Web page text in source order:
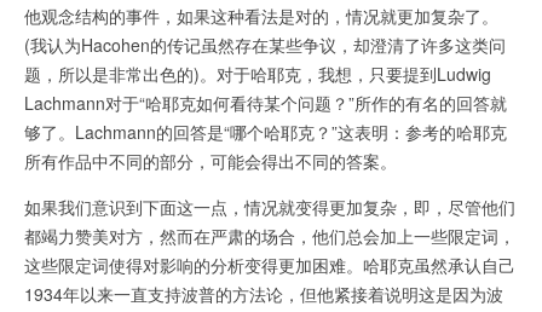
他观念结构的事件，如果这种看法是对的，情况就更加复杂了。
(我认为Hacohen的传记虽然存在某些争议，却澄清了许多这类问
题，所以是非常出色的)。对于哈耶克，我想，只要提到Ludwig
Lachmann对于“哈耶克如何看待某个问题？”所作的有名的回答就
够了。Lachmann的回答是“哪个哈耶克？”这表明：参考的哈耶克
所有作品中不同的部分，可能会得出不同的答案。
如果我们意识到下面这一点，情况就变得更加复杂，即，尽管他们
都竭力赞美对方，然而在严肃的场合，他们总会加上一些限定词，
这些限定词使得对影响的分析变得更加困难。哈耶克虽然承认自己
1934年以来一直支持波普的方法论，但他紧接着说明这是因为波